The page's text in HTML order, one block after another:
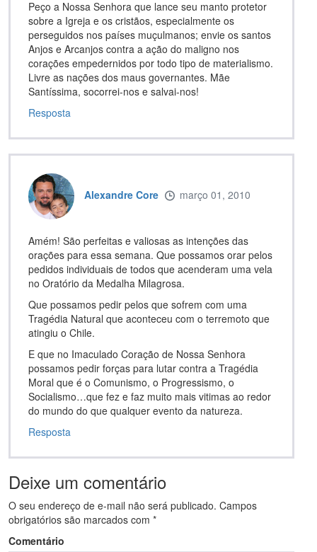
Peço a Nossa Senhora que lance seu manto protetor
sobre a Igreja e os cristãos, especialmente os
perseguidos nos países muçulmanos; envie os santos
Anjos e Arcanjos contra a ação do maligno nos
corações empedernidos por todo tipo de materialismo.
Livre as nações dos maus governantes. Mãe
Santíssima, socorrei-nos e salvai-nos!
Resposta
Alexandre Core março 01, 2010
Amém! São perfeitas e valiosas as intenções das
orações para essa semana. Que possamos orar pelos
pedidos individuais de todos que acenderam uma vela
no Oratório da Medalha Milagrosa.
Que possamos pedir pelos que sofrem com uma
Tragédia Natural que aconteceu com o terremoto que
atingiu o Chile.
E que no Imaculado Coração de Nossa Senhora
possamos pedir forças para lutar contra a Tragédia
Moral que é o Comunismo, o Progressismo, o
Socialismo…que fez e faz muito mais vitimas ao redor
do mundo do que qualquer evento da natureza.
Resposta
Deixe um comentário
O seu endereço de e-mail não será publicado. Campos
obrigatórios são marcados com *
Comentário